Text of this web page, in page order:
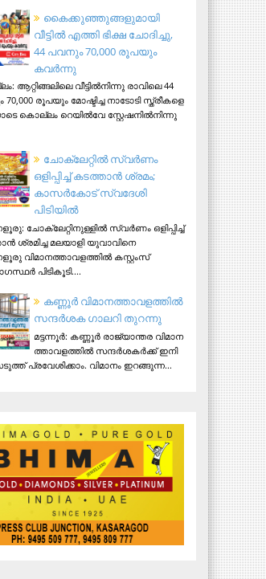
കൈക്കുഞ്ഞുങ്ങളുമായി
വീട്ടിൽ എത്തി ഭിക്ഷ ചോദിച്ചു,
44 പവനും 70,000 രൂപയും
കവർന്നു
ആറ്റിങ്ങലിലെ വീട്ടിൽനിന്നു രാവിലെ 44
രൂപയും മോഷ്ടിച്ച നാടോടി സ്ത്രീകളെ
കൊല്ലം റെയിൽവേ സ്റ്റേഷനിൽനിന്നു
ചോക്ലേറ്റിൽ സ്വർണം
ഒളിപ്പിച്ച് കടത്താൻ ശ്രമം;
കാസർകോട് സ്വദേശി
പിടിയില്‍
ചോക്ലേറ്റിനുള്ളിൽ സ്വർണം ഒളിപ്പിച്ച്
ശ്രമിച്ച മലയാളി യുവാവിനെ
വിമാനത്താവളത്തിൽ കസ്റ്റംസ്
പിടികൂടി....
ക​ണ്ണൂ​ർ വി​മാ​ന​ത്താ​വ​ള​ത്തി​ൽ
സ​ന്ദ​ർ​ശ​ക ഗാ​ല​റി തു​റ​ന്നു
മ​ട്ട​ന്നൂ​ർ: ക​ണ്ണൂ​ർ രാ​ജ്യാ​ന്ത​ര വി​മാ​ന​
ത്താ​വ​ള​ത്തി​ൽ സ​ന്ദ​ർ​ശ​ക​ർ​ക്ക് ഇ​നി
പ്ര​വേ​ശി​ക്കാം. വി​മാ​നം ഇ​റ​ങ്ങു​ന്ന...